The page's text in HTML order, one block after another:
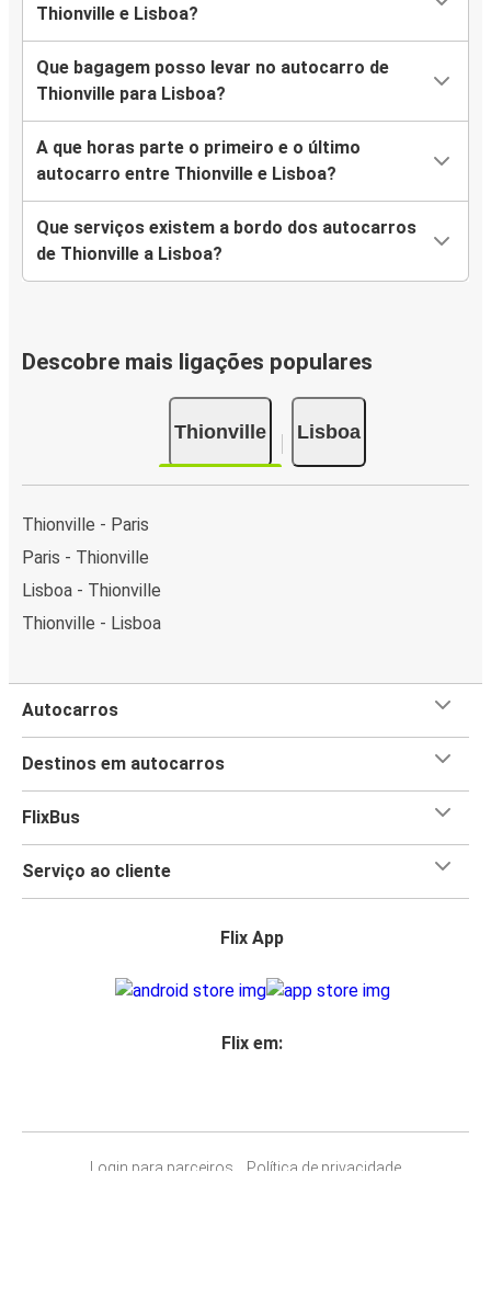
Thionville e Lisboa?
Que bagagem posso levar no autocarro de
Thionville para Lisboa?
A que horas parte o primeiro e o último
autocarro entre Thionville e Lisboa?
Que serviços existem a bordo dos autocarros
de Thionville a Lisboa?
Descobre mais ligações populares
Thionville Lisboa
Thionville - Paris
Paris - Thionville
Lisboa - Thionville
Thionville - Lisboa
Autocarros
Destinos em autocarros
FlixBus
Serviço ao cliente
Flix App
Flix em:
Login para parceiros
Política de privacidade